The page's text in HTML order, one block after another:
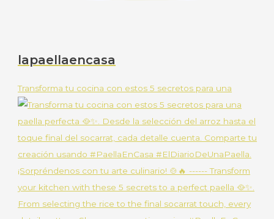
lapaellaencasa
Transforma tu cocina con estos 5 secretos para una